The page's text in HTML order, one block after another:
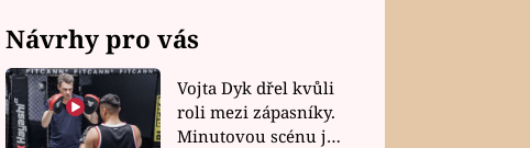
Návrhy pro vás
Vojta Dyk dřel kvůli
roli mezi zápasníky.
Minutovou scénu jel